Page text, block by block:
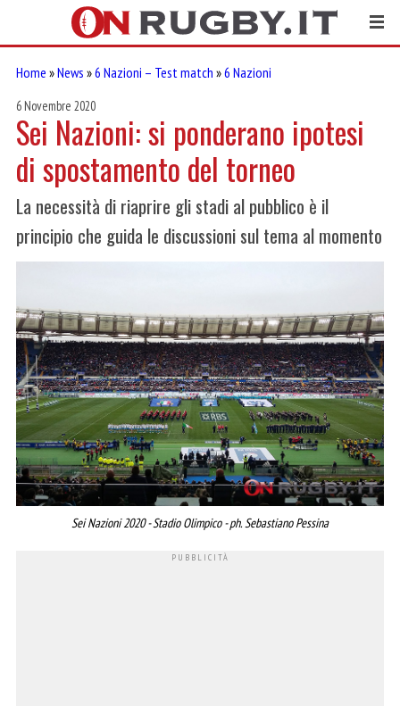
Home »News »6 Nazioni – Test match »6 Nazioni
6 Novembre 2020
Sei Nazioni: si ponderano ipotesi
di spostamento del torneo
La necessità di riaprire gli stadi al pubblico è il
principio che guida le discussioni sul tema al momento
Sei Nazioni 2020 - Stadio Olimpico - ph. Sebastiano Pessina